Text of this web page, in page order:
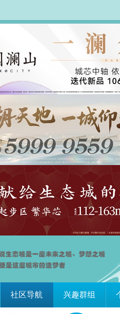
社区导航 兴趣群组